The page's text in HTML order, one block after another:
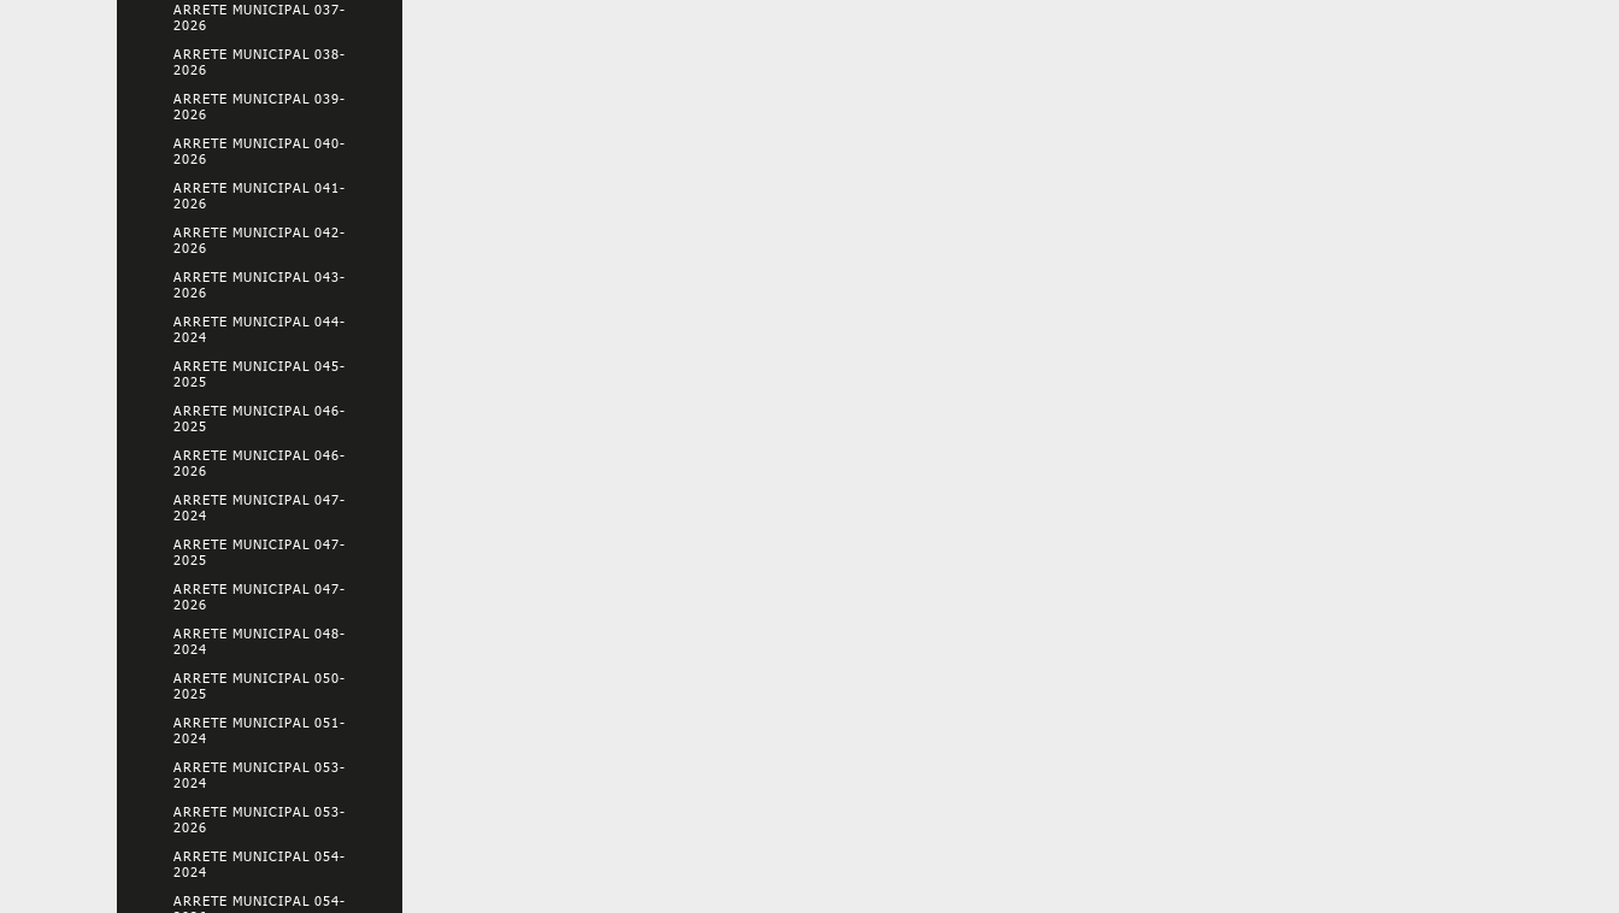
ARRETE MUNICIPAL 037-
2026
ARRETE MUNICIPAL 038-
2026
ARRETE MUNICIPAL 039-
2026
ARRETE MUNICIPAL 040-
2026
ARRETE MUNICIPAL 041-
2026
ARRETE MUNICIPAL 042-
2026
ARRETE MUNICIPAL 043-
2026
ARRETE MUNICIPAL 044-
2024
ARRETE MUNICIPAL 045-
2025
ARRETE MUNICIPAL 046-
2025
ARRETE MUNICIPAL 046-
2026
ARRETE MUNICIPAL 047-
2024
ARRETE MUNICIPAL 047-
2025
ARRETE MUNICIPAL 047-
2026
ARRETE MUNICIPAL 048-
2024
ARRETE MUNICIPAL 050-
2025
ARRETE MUNICIPAL 051-
2024
ARRETE MUNICIPAL 053-
2024
ARRETE MUNICIPAL 053-
2026
ARRETE MUNICIPAL 054-
2024
ARRETE MUNICIPAL 054-